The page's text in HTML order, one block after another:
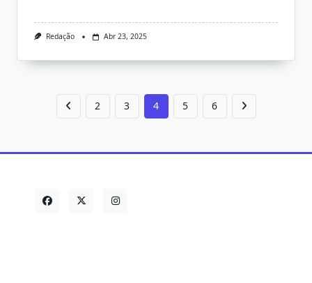
Redação Abr 23, 2025
2 3 4 5 6